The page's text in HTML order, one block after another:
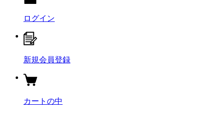
ログイン
新規会員登録
カートの中